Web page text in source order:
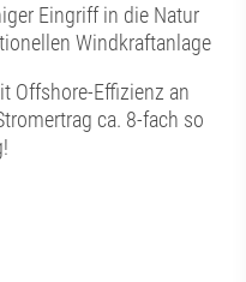
Eingriff in die Natur
Windkraftanlage
Offshore-Effizienz an
ca. 8-fach so